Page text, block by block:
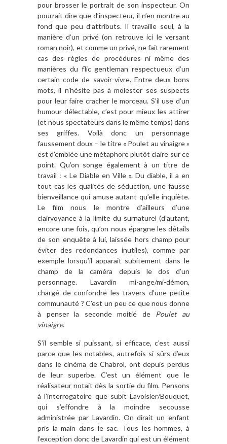
pour brosser le portrait de son inspecteur. On
pourrait dire que d’inspecteur, il n’en montre au
fond que peu d’attributs. Il travaille seul, à la
manière d’un privé (on retrouve ici le versant
roman noir), et comme un privé, ne fait rarement
cas des règles de procédures ni même des
manières du flic gentleman respectueux d’un
certain code de savoir-vivre. Entre deux bons
mots, il n’hésite pas à molester ses suspects
pour leur faire cracher le morceau. S’il use d’un
humour délectable, c’est pour mieux les attirer
(et nous spectateurs dans le même temps) dans
ses griffes. Voilà donc un personnage
faussement doux – le titre « Poulet au vinaigre »
est d’emblée une métaphore plutôt claire sur ce
point. Qu’on songe également à un titre de
travail : « Le Diable en Ville ». Du diable, il a en
tout cas les qualités de séduction, une fausse
bienveillance qui amuse autant qu’elle inquiète.
Le film nous le montre d’ailleurs d’une
clairvoyance à la limite du surnaturel (d’autant,
encore une fois, qu’on nous épargne les détails
de son enquête à lui, laissée hors champ pour
éviter des redondances inutiles), comme par
exemple lorsqu’il apparait subitement dans le
champ de la caméra depuis le dos d’un
personnage. Lavardin mi-ange/mi-démon,
chargé de confondre les travers d’une petite
communauté ? C’est un peu ce que nous donne
à penser la seconde moitié de Poulet au
vinaigre.
S’il semble si puissant, si efficace, c’est aussi
parce que les notables, autrefois si sûrs d’eux
dans le cinéma de Chabrol, ont depuis perdus
de leur superbe. C’est un élément que le
réalisateur notait dès la sortie du film. Pensons
à l’interrogatoire que subit Lavoisier/Bouquet,
qui s’effondre à la moindre secousse
administrée par Lavardin. On dirait un enfant
pris la main dans le sac. Tous les hommes, à
l’exception donc de Lavardin qui est un élément